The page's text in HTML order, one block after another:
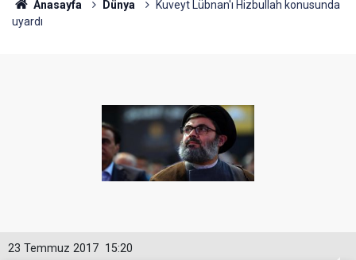
Anasayfa Dünya
Kuveyt Lübnan'ı Hizbullah konusunda
uyardı
15:20
23 Temmuz 2017